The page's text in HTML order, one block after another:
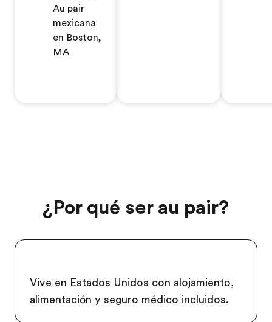
Au pair
mexicana
en Boston,
MA
¿Por qué ser au pair?
Vive en Estados Unidos con alojamiento,
alimentación y seguro médico incluidos.